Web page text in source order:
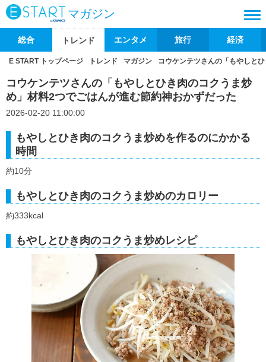
マガジン
総合 トレンド エンタメ 旅行 経済
E START トップページ トレンド マガジン コウケンテツさんの「もやしと
コウケンテツさんの「もやしとひき肉のコクうま炒
め」材料2つでごはんが進む節約神おかずだった
2026-02-20 11:00:00
もやしとひき肉のコクうま炒めを作るのにかかる
時間
約10分
もやしとひき肉のコクうま炒めのカロリー
約333kcal
もやしとひき肉のコクうま炒めレシピ